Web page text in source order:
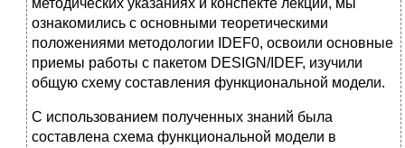
методических указаниях и конспекте лекций, мы
ознакомились с основными теоретическими
положениями методологии IDEF0, освоили основные
приемы работы с пакетом DESIGN/IDEF, изучили
общую схему составления функциональной модели.
С использованием полученных знаний была
составлена схема функциональной модели в